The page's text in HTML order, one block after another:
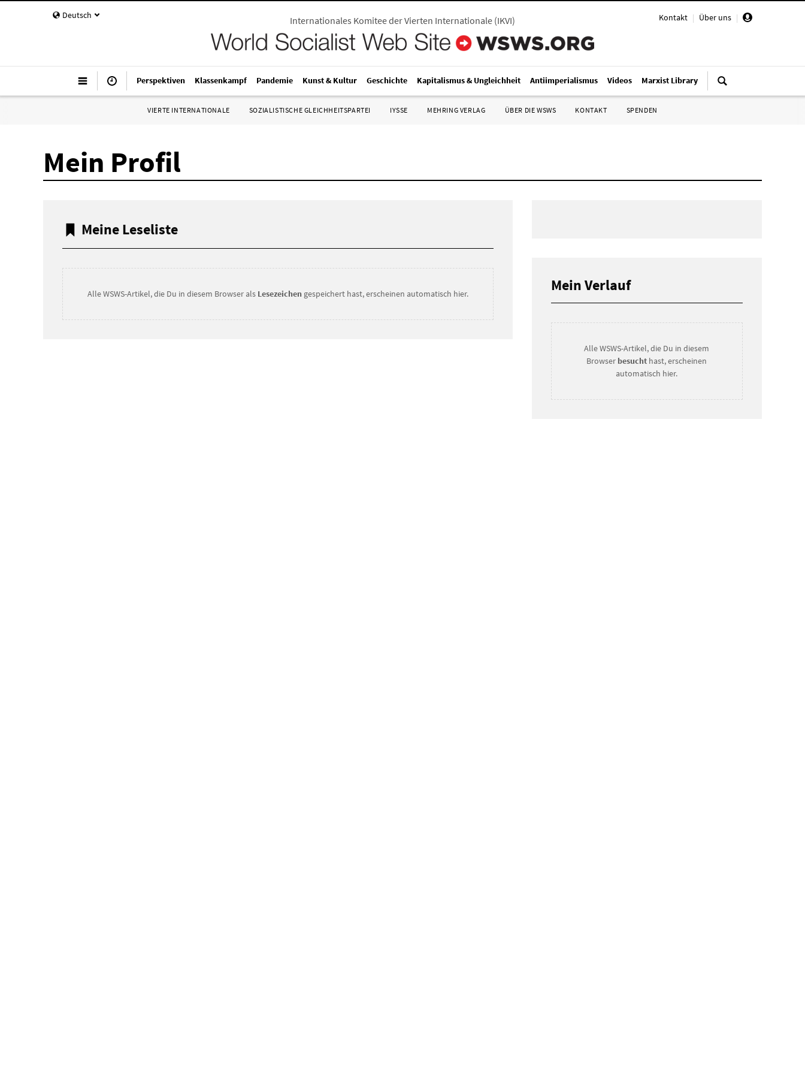
Deutsch Kontakt | Über uns |
Internationales Komitee der Vierten Internationale (IKVI)
Perspektiven Klassenkampf Pandemie Kunst & Kultur Geschichte Kapitalismus & Ungleichheit Antiimperialismus Videos Marxist Library
VIERTE INTERNATIONALE SOZIALISTISCHE GLEICHHEITSPARTEI IYSSE MEHRING VERLAG ÜBER DIE WSWS KONTAKT SPENDEN
Mein Profil
Meine Leseliste
Alle WSWS-Artikel, die Du in diesem Browser als Lesezeichen gespeichert hast, erscheinen automatisch hier. Mein Verlauf
Alle WSWS-Artikel, die Du in diesem
Browser besucht hast, erscheinen
automatisch hier.